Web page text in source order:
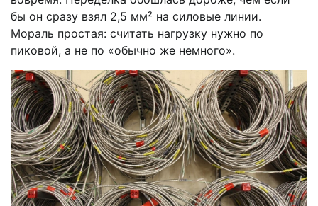
бы он сразу взял 2,5 мм² на силовые линии.
Мораль простая: считать нагрузку нужно по
пиковой, а не по «обычно же немного».